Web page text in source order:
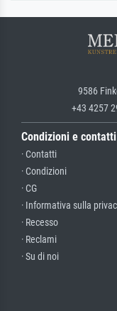
9586
+43 4257
Condizioni e contatti
· Contatti
· Condizioni
· CG
· Informativa sulla
· Recesso
· Reclami
· Su di noi